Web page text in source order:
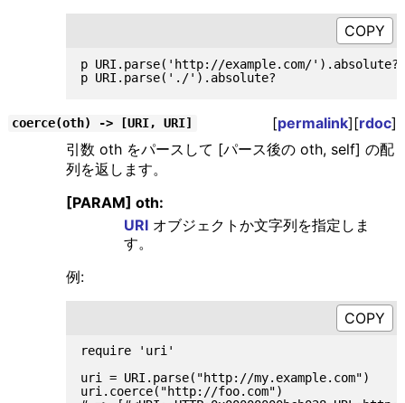
p URI.parse('http://example.com/
coerce(oth) -> [URI, URI] [permalink][rdoc]
引数 oth をパースして [パース後の oth, self] の配
列を返します。
[PARAM] oth:
URIオブジェクトか文字列を指定しま
す。
例:
require 'uri'
uri = URI.parse("http://my.example.com")
uri.coerce("http://foo.com")